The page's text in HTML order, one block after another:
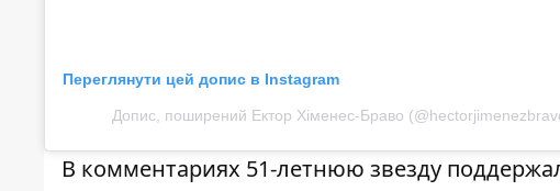
Переглянути цей допис в Instagram
Допис, поширений Ектор Хіменес-Браво
В комментариях 51-летнюю звезду